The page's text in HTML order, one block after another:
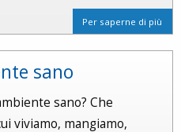
Per saperne di più
sano
sano? Che
viviamo, mangiamo,